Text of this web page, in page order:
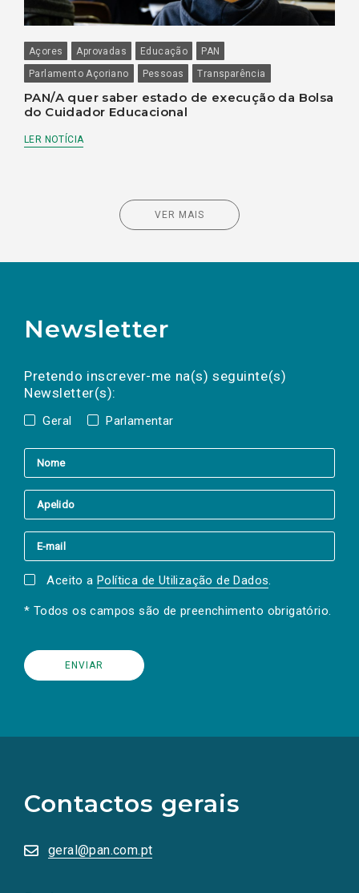
Açores Aprovadas Educação
PAN
Parlamento Açoriano
Pessoas Transparência
PAN/A quer saber estado de execução da Bolsa
do Cuidador Educacional
LER NOTÍCIA
VER MAIS
Newsletter
Pretendo inscrever-me na(s) seguinte(s)
Newsletter(s):
Geral Parlamentar
a(s) newsletter(s).
mail
Aceito a Política de Utilização de Dados.
* Todos os campos são de preenchimento obrigatório.
Contactos gerais
geral@pan.com.pt
redes
sociais
numa
nova